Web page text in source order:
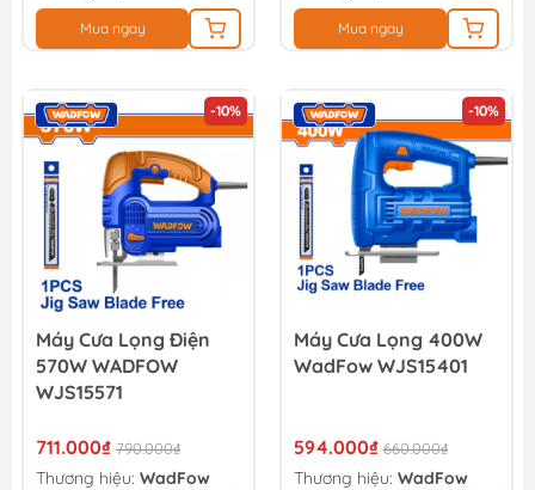
Mua ngay Mua ngay
-10%
Máy Cưa Lọng Điện
570W WADFOW
WJS15571
711.000₫ 790.000₫
Thương hiệu: WadFow
-10%
Máy Cưa Lọng 400W
WadFow WJS15401
594.000₫ 660.000₫
Thương hiệu: WadFow